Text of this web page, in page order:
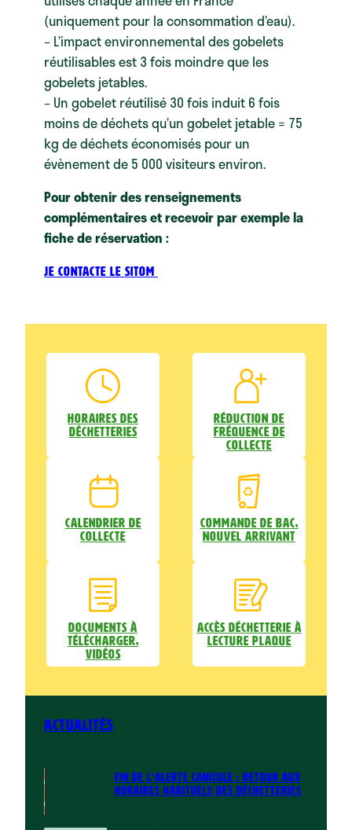
Horaires des
déchetteries
Réduction de
fréquence de
collecte
Calendrier de
collecte
Commande de bac,
nouvel arrivant
Documents à
télécharger,
vidéos
Accès déchetterie à
lecture plaque
Actualités
FIN DE L’ALERTE CANICULE : RETOUR AUX
HORAIRES HABITUELS DES DÉCHETTERIES
(uniquement pour la consommation d’eau).
– L’impact environnemental des gobelets
réutilisables est 3 fois moindre que les
gobelets jetables.
– Un gobelet réutilisé 30 fois induit 6 fois
moins de déchets qu’un gobelet jetable = 75
kg de déchets économisés pour un
évènement de 5 000 visiteurs environ.
Pour obtenir des renseignements
complémentaires et recevoir par exemple la
fiche de réservation :
Je contacte le SITOM